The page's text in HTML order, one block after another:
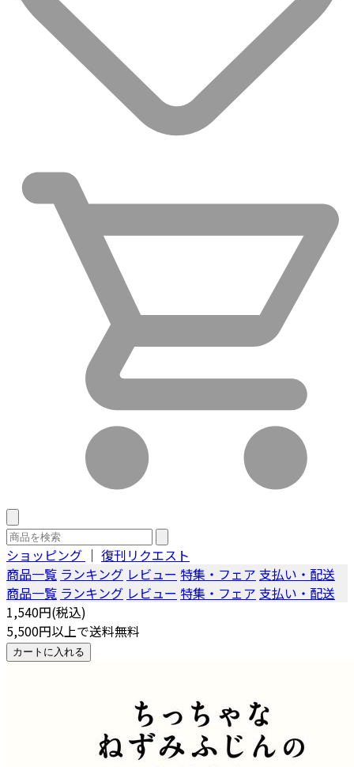
ショッピング ｜ 復刊リクエスト
商品一覧 ランキング レビュー 特集・フェア 支払い・配送
商品一覧 ランキング レビュー 特集・フェア 支払い・配送
1,540円(税込)
5,500円以上で送料無料
カートに入れる